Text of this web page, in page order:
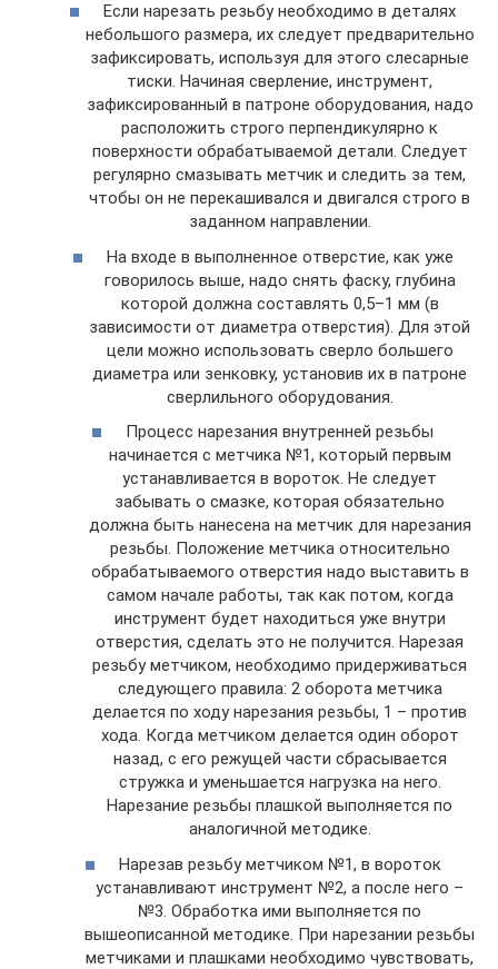
Если нарезать резьбу необходимо в деталях
небольшого размера, их следует предварительно
зафиксировать, используя для этого слесарные
тиски. Начиная сверление, инструмент,
зафиксированный в патроне оборудования, надо
расположить строго перпендикулярно к
поверхности обрабатываемой детали. Следует
регулярно смазывать метчик и следить за тем,
чтобы он не перекашивался и двигался строго в
заданном направлении.
На входе в выполненное отверстие, как уже
говорилось выше, надо снять фаску, глубина
которой должна составлять 0,5–1 мм (в
зависимости от диаметра отверстия). Для этой
цели можно использовать сверло большего
диаметра или зенковку, установив их в патроне
сверлильного оборудования.
Процесс нарезания внутренней резьбы
начинается с метчика №1, который первым
устанавливается в вороток. Не следует
забывать о смазке, которая обязательно
должна быть нанесена на метчик для нарезания
резьбы. Положение метчика относительно
обрабатываемого отверстия надо выставить в
самом начале работы, так как потом, когда
инструмент будет находиться уже внутри
отверстия, сделать это не получится. Нарезая
резьбу метчиком, необходимо придерживаться
следующего правила: 2 оборота метчика
делается по ходу нарезания резьбы, 1 – против
хода. Когда метчиком делается один оборот
назад, с его режущей части сбрасывается
стружка и уменьшается нагрузка на него.
Нарезание резьбы плашкой выполняется по
аналогичной методике.
Нарезав резьбу метчиком №1, в вороток
устанавливают инструмент №2, а после него –
№3. Обработка ими выполняется по
вышеописанной методике. При нарезании резьбы
метчиками и плашками необходимо чувствовать,